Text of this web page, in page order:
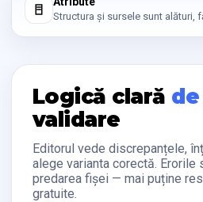
Structura și sursele sunt alături,
Logică clară
validare
Editorul vede discrepanțele,
alege varianta corectă. Erorile
predarea fișei — mai puține
gratuite.